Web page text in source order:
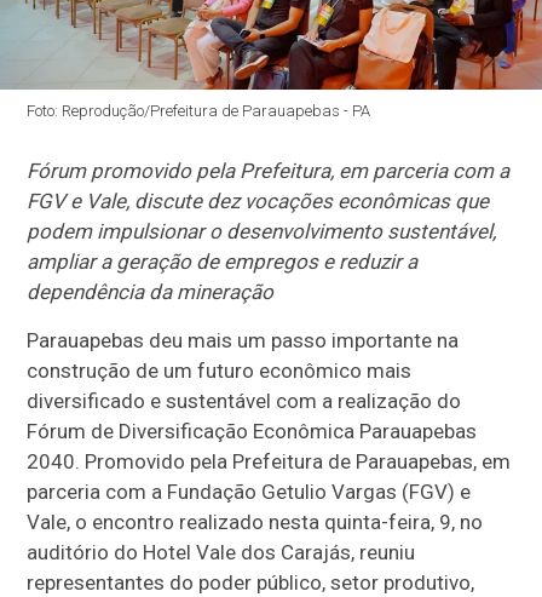
Foto: Reprodução/Prefeitura de Parauapebas - PA
Fórum promovido pela Prefeitura, em parceria com a
FGV e Vale, discute dez vocações econômicas que
podem impulsionar o desenvolvimento sustentável,
ampliar a geração de empregos e reduzir a
dependência da mineração
Parauapebas deu mais um passo importante na
construção de um futuro econômico mais
diversificado e sustentável com a realização do
Fórum de Diversificação Econômica Parauapebas
2040. Promovido pela Prefeitura de Parauapebas, em
parceria com a Fundação Getulio Vargas (FGV) e
Vale, o encontro realizado nesta quinta-feira, 9, no
auditório do Hotel Vale dos Carajás, reuniu
representantes do poder público, setor produtivo,